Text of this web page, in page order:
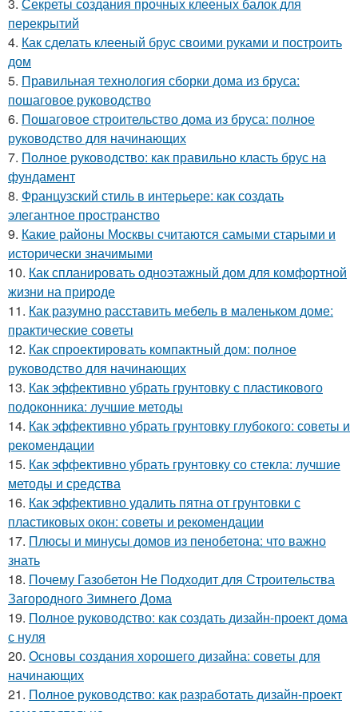
3. Секреты создания прочных клееных балок для
перекрытий
4. Как сделать клееный брус своими руками и построить
дом
5. Правильная технология сборки дома из бруса:
пошаговое руководство
6. Пошаговое строительство дома из бруса: полное
руководство для начинающих
7. Полное руководство: как правильно класть брус на
фундамент
8. Французский стиль в интерьере: как создать
элегантное пространство
9. Какие районы Москвы считаются самыми старыми и
исторически значимыми
10. Как спланировать одноэтажный дом для комфортной
жизни на природе
11. Как разумно расставить мебель в маленьком доме:
практические советы
12. Как спроектировать компактный дом: полное
руководство для начинающих
13. Как эффективно убрать грунтовку с пластикового
подоконника: лучшие методы
14. Как эффективно убрать грунтовку глубокого: советы и
рекомендации
15. Как эффективно убрать грунтовку со стекла: лучшие
методы и средства
16. Как эффективно удалить пятна от грунтовки с
пластиковых окон: советы и рекомендации
17. Плюсы и минусы домов из пенобетона: что важно
знать
18. Почему Газобетон Не Подходит для Строительства
Загородного Зимнего Дома
19. Полное руководство: как создать дизайн-проект дома
с нуля
20. Основы создания хорошего дизайна: советы для
начинающих
21. Полное руководство: как разработать дизайн-проект